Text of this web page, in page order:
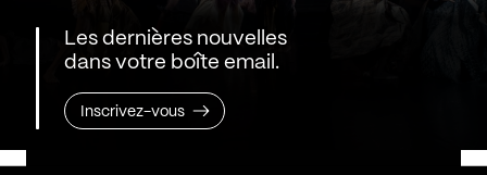
Les dernières nouvelles
dans votre boîte email.
Inscrivez-vous